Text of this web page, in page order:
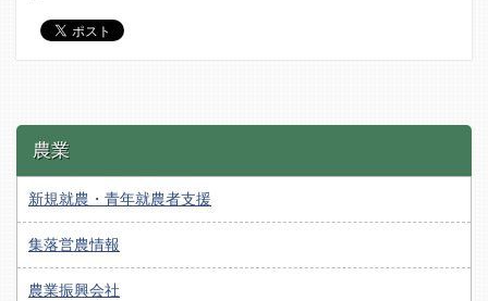
農業
新規就農・青年就農者支援
集落営農情報
農業振興会社